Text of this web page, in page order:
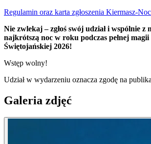
Regulamin oraz karta zgłoszenia Kiermasz-
Nie zwlekaj – zgłoś swój udział i wspólnie z
najkrótszą noc w roku podczas pełnej
Świętojańskiej 2026!
Wstęp wolny!
Udział w wydarzeniu oznacza zgodę na
Galeria zdjęć